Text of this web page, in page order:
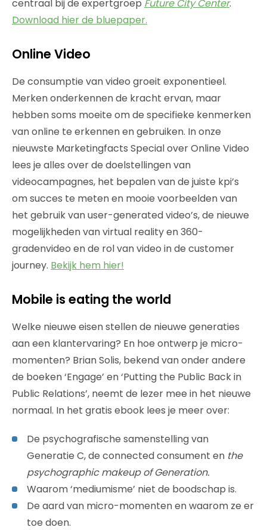
centraal bij de expertgroep Future City Center.
Download hier de bluepaper.
Online Video
De consumptie van video groeit exponentieel.
Merken onderkennen de kracht ervan, maar
hebben soms moeite om de specifieke kenmerken
van online te erkennen en gebruiken. In onze
nieuwste Marketingfacts Special over Online Video
lees je alles over de doelstellingen van
videocampagnes, het bepalen van de juiste kpi’s
om succes te meten en mooie voorbeelden van
het gebruik van user-generated video’s, de nieuwe
mogelijkheden van virtual reality en 360-
gradenvideo en de rol van video in de customer
journey. Bekijk hem hier!
Mobile is eating the world
Welke nieuwe eisen stellen de nieuwe generaties
aan een klantervaring? En hoe ontwerp je micro-
momenten? Brian Solis, bekend van onder andere
de boeken ‘Engage’ en ‘Putting the Public Back in
Public Relations’, neemt de lezer mee in het nieuwe
normaal. In het gratis ebook lees je meer over:
De psychografische samenstelling van
Generatie C, de connected consument en the
psychographic makeup of Generation.
Waarom ‘mediumisme’ niet de boodschap is.
De aard van micro-momenten en waarom ze er
toe doen.